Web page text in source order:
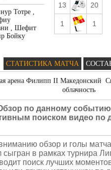
СТАТИСТИКА МАТЧА
Тотре ,
, Шефит
Бойку
13 20
1 1
арена Филипп II Македонский
облачность
по данному
поиском видео по
обзор и голы
в рамках турнира
поиск лучших